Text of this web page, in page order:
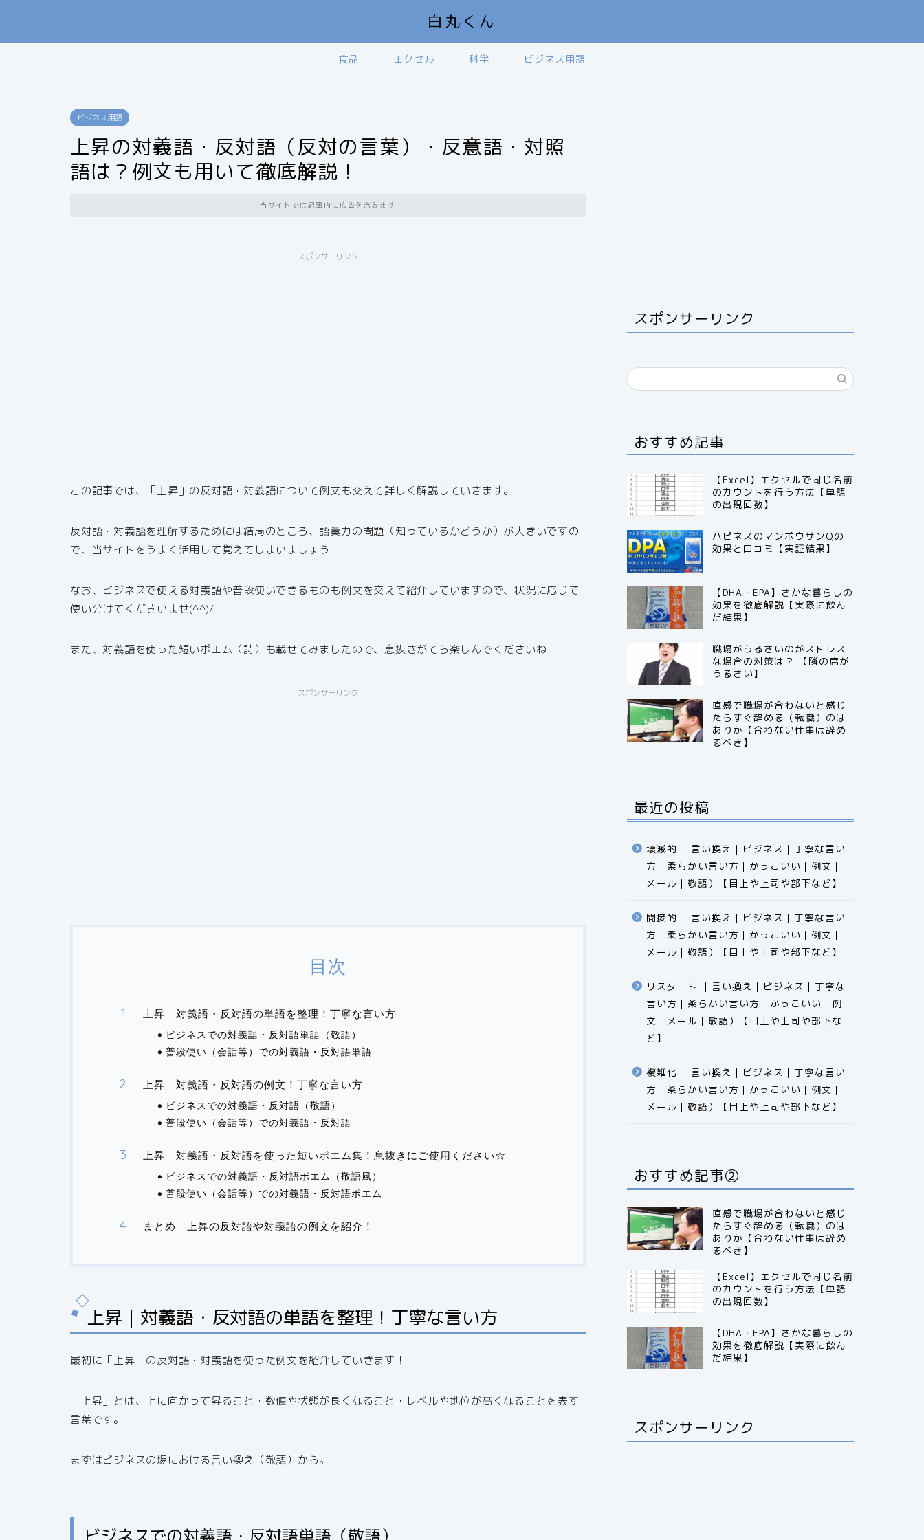
白丸くん
食品 エクセル 科学 ビジネス用語
ビジネス用語
上昇の対義語・反対語（反対の言葉）・反意語・対照
語は？例文も用いて徹底解説！
当サイトでは記事内に広告を含みます
スポンサーリンク
この記事では、「上昇」の反対語・対義語について例文も交えて詳しく解説していきます。
反対語・対義語を理解するためには結局のところ、語彙力の問題（知っているかどうか）が大きいですの
で、当サイトをうまく活用して覚えてしまいましょう！
なお、ビジネスで使える対義語や普段使いできるものも例文を交えて紹介していますので、状況に応じて
使い分けてくださいませ(^^)/
また、対義語を使った短いポエム（詩）も載せてみましたので、息抜きがてら楽しんでくださいね
スポンサーリンク
目次
上昇｜対義語・反対語の単語を整理！丁寧な言い方
ビジネスでの対義語・反対語単語（敬語）
普段使い（会話等）での対義語・反対語単語
上昇｜対義語・反対語の例文！丁寧な言い方
ビジネスでの対義語・反対語（敬語）
普段使い（会話等）での対義語・反対語
上昇｜対義語・反対語を使った短いポエム集！息抜きにご使用ください☆
ビジネスでの対義語・反対語ポエム（敬語風）
普段使い（会話等）での対義語・反対語ポエム
まとめ 上昇の反対語や対義語の例文を紹介！
上昇｜対義語・反対語の単語を整理！丁寧な言い方
最初に「上昇」の反対語・対義語を使った例文を紹介していきます！
「上昇」とは、上に向かって昇ること・数値や状態が良くなること・レベルや地位が高くなることを表す
言葉です。
まずはビジネスの場における言い換え（敬語）から。
スポンサーリンク
おすすめ記事
【Excel】エクセルで同じ名前
のカウントを行う方法【単語
の出現回数】
ハピネスのマンボウサンQの
効果と口コミ【実証結果】
【DHA・EPA】さかな暮らしの
効果を徹底解説【実際に飲ん
だ結果】
職場がうるさいのがストレス
な場合の対策は？ 【隣の席が
うるさい】
直感で職場が合わないと感じ
たらすぐ辞める（転職）のは
ありか【合わない仕事は辞め
るべき】
最近の投稿
壊滅的 ｜言い換え｜ビジネス｜丁寧な言い
方｜柔らかい言い方｜かっこいい｜例文｜
メール｜敬語）【目上や上司や部下など】​​​​​​​​​​​​​​​​
間接的 ｜言い換え｜ビジネス｜丁寧な言い
方｜柔らかい言い方｜かっこいい｜例文｜
メール｜敬語）【目上や上司や部下など】​​​​​​​​​​​​​​​​
リスタート ｜言い換え｜ビジネス｜丁寧な
言い方｜柔らかい言い方｜かっこいい｜例
文｜メール｜敬語）【目上や上司や部下な
ど】​​​​​​​​​​​​​​​​
複雑化 ｜言い換え｜ビジネス｜丁寧な言い
方｜柔らかい言い方｜かっこいい｜例文｜
メール｜敬語）【目上や上司や部下など】​​​​​​​​​​​​​​​​
おすすめ記事②
直感で職場が合わないと感じ
たらすぐ辞める（転職）のは
ありか【合わない仕事は辞め
るべき】
【Excel】エクセルで同じ名前
のカウントを行う方法【単語
の出現回数】
【DHA・EPA】さかな暮らしの
効果を徹底解説【実際に飲ん
だ結果】
スポンサーリンク